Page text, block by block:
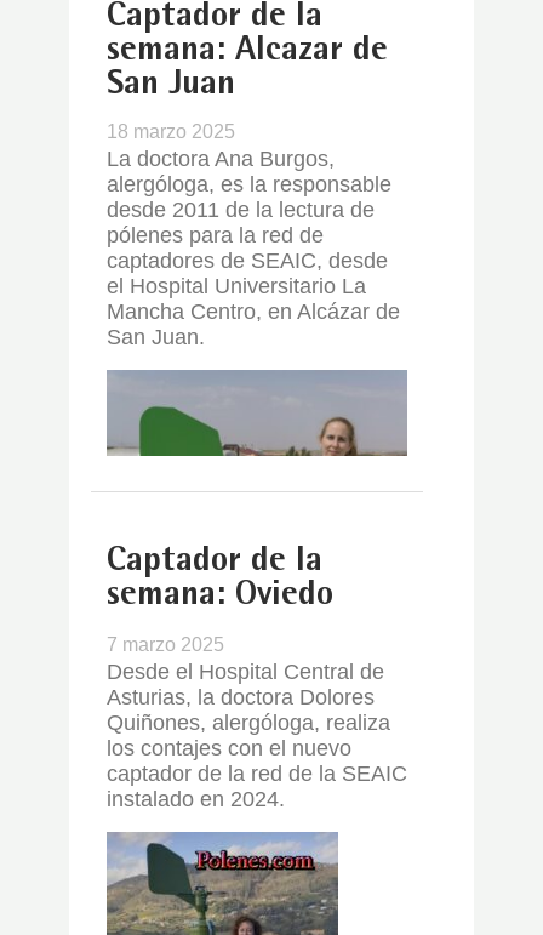
Captador de la
semana: Alcazar de
San Juan
18 marzo 2025
La doctora Ana Burgos,
alergóloga, es la responsable
desde 2011 de la lectura de
pólenes para la red de
captadores de SEAIC, desde
el Hospital Universitario La
Mancha Centro, en Alcázar de
San Juan.
Captador de la
semana: Oviedo
7 marzo 2025
Desde el Hospital Central de
Asturias, la doctora Dolores
Quiñones, alergóloga, realiza
los contajes con el nuevo
captador de la red de la SEAIC
instalado en 2024.